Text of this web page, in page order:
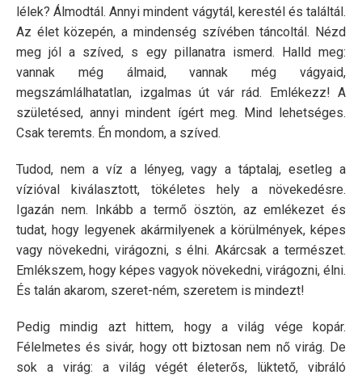
lélek? Álmodtál. Annyi mindent vágytál, kerestél és találtál.
Az élet közepén, a mindenség szívében táncoltál. Nézd
meg jól a szíved, s egy pillanatra ismerd. Halld meg:
vannak még álmaid, vannak még vágyaid,
megszámlálhatatlan, izgalmas út vár rád. Emlékezz! A
születésed, annyi mindent ígért meg. Mind lehetséges.
Csak teremts. Én mondom, a szíved.
Tudod, nem a víz a lényeg, vagy a táptalaj, esetleg a
vízióval kiválasztott, tökéletes hely a növekedésre.
Igazán nem. Inkább a termő ösztön, az emlékezet és
tudat, hogy legyenek akármilyenek a körülmények, képes
vagy növekedni, virágozni, s élni. Akárcsak a természet.
Emlékszem, hogy képes vagyok növekedni, virágozni, élni.
És talán akarom, szeret-ném, szeretem is mindezt!
Pedig mindig azt hittem, hogy a világ vége kopár.
Félelmetes és sivár, hogy ott biztosan nem nő virág. De
sok a virág: a világ végét életerős, lüktető, vibráló